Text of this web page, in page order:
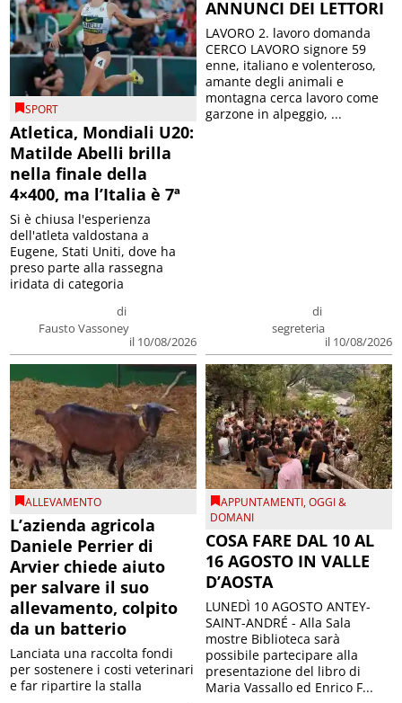
SPORT
Atletica, Mondiali U20:
Matilde Abelli brilla
nella finale della
4×400, ma l’Italia è 7ª
di
Fausto Vassoney
il 10/08/2026
Si è chiusa l'esperienza
dell'atleta valdostana a
Eugene, Stati Uniti, dove ha
preso parte alla rassegna
iridata di categoria
ANNUNCI DEI LETTORI
di
segreteria
il 10/08/2026
LAVORO 2. lavoro domanda
CERCO LAVORO signore 59
enne, italiano e volenteroso,
amante degli animali e
montagna cerca lavoro come
garzone in alpeggio, ...
ALLEVAMENTO
L’azienda agricola
Daniele Perrier di
Arvier chiede aiuto
per salvare il suo
allevamento, colpito
da un batterio
Lanciata una raccolta fondi
per sostenere i costi veterinari
e far ripartire la stalla
APPUNTAMENTI,OGGI &
DOMANI
COSA FARE DAL 10 AL
16 AGOSTO IN VALLE
D’AOSTA
LUNEDÌ 10 AGOSTO ANTEY-
SAINT-ANDRÉ - Alla Sala
mostre Biblioteca sarà
possibile partecipare alla
presentazione del libro di
Maria Vassallo ed Enrico F...